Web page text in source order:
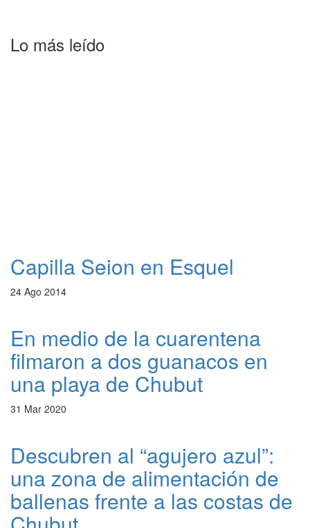
Lo más leído
Capilla Seion en Esquel
24 Ago 2014
En medio de la cuarentena
filmaron a dos guanacos en
una playa de Chubut
31 Mar 2020
Descubren al “agujero azul”:
una zona de alimentación de
ballenas frente a las costas de